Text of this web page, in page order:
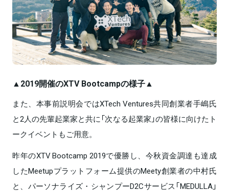
▲2019開催のXTV Bootcampの様子▲
また、本事前説明会ではXTech Ventures共同創業者手嶋氏
と2人の先輩起業家と共に「次なる起業家」の皆様に向けたト
ークイベントもご用意。
昨年のXTV Bootcamp 2019で優勝し、今秋資金調達も達成
したMeetupプラットフォーム提供のMeety創業者の中村氏
と、パーソナライズ・シャンプーD2Cサービス「MEDULLA」